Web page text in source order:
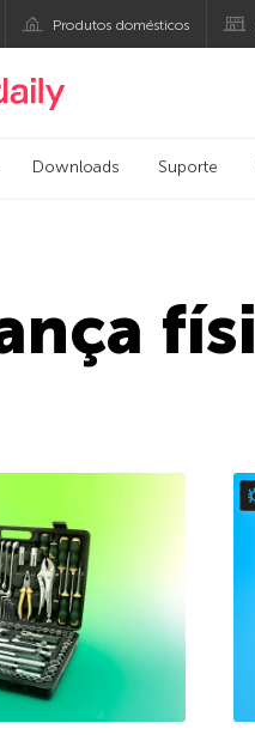
Produtos domésticos
oficial da Kaspersky
Downloads Suporte